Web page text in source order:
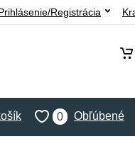
Registrácia
0 Obľúbené